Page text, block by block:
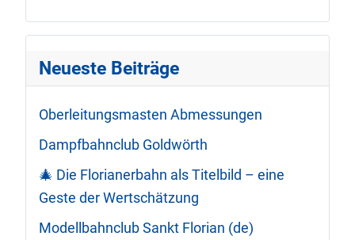
Neueste Beiträge
Oberleitungsmasten Abmessungen
Dampfbahnclub Goldwörth
🎄 Die Florianerbahn als Titelbild – eine
Geste der Wertschätzung
Modellbahnclub Sankt Florian (de)